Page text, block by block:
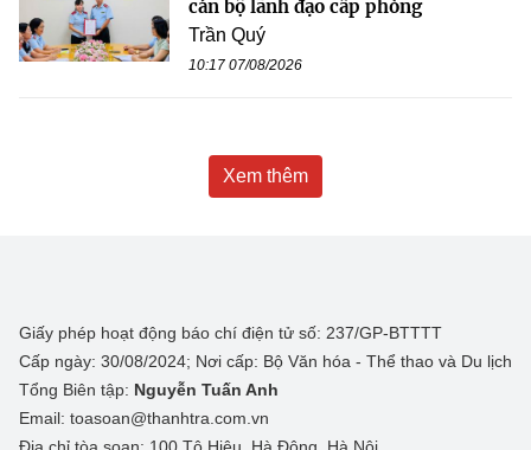
cán bộ lãnh đạo cấp phòng
Trần Quý
10:17 07/08/2026
Xem thêm
Giấy phép hoạt động báo chí điện tử số: 237/GP-BTTTT
Cấp ngày: 30/08/2024; Nơi cấp: Bộ Văn hóa - Thể thao và Du lịch
Tổng Biên tập: Nguyễn Tuấn Anh
Email: toasoan@thanhtra.com.vn
Địa chỉ tòa soạn: 100 Tô Hiệu, Hà Đông, Hà Nội.